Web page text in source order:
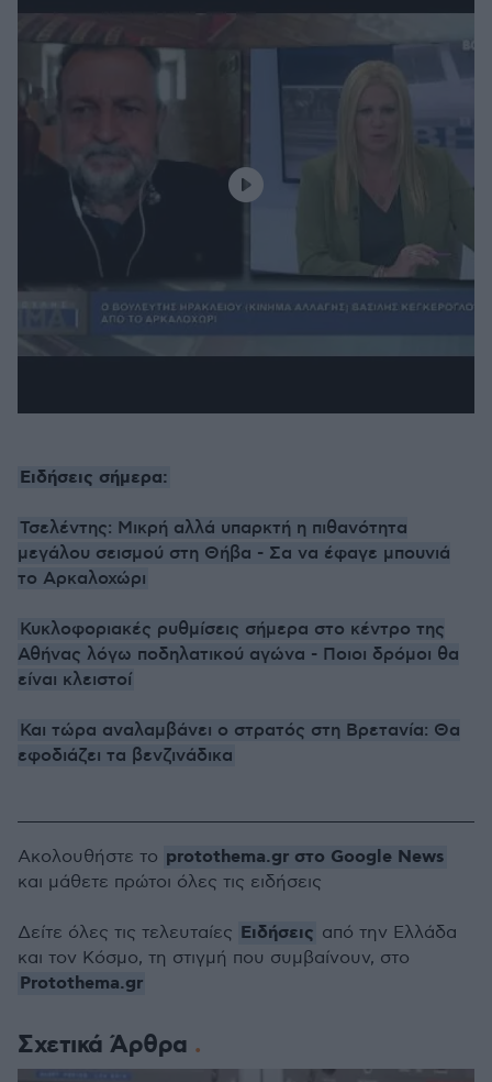
Ειδήσεις σήμερα:
Τσελέντης: Μικρή αλλά υπαρκτή η πιθανότητα
μεγάλου σεισμού στη Θήβα - Σα να έφαγε μπουνιά
το Αρκαλοχώρι
Κυκλοφοριακές ρυθμίσεις σήμερα στο κέντρο της
Αθήνας λόγω ποδηλατικού αγώνα - Ποιοι δρόμοι θα
είναι κλειστοί
Και τώρα αναλαμβάνει ο στρατός στη Βρετανία: Θα
εφοδιάζει τα βενζινάδικα
Σχετικά Άρθρα
Ακολουθήστε το protothema.gr στο Google News
και μάθετε πρώτοι όλες τις ειδήσεις
Δείτε όλες τις τελευταίες Ειδήσεις από την Ελλάδα
και τον Κόσμο, τη στιγμή που συμβαίνουν, στο
Protothema.gr